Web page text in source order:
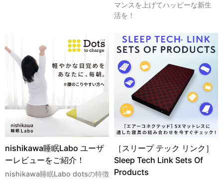
マンスを上げてハッピーな新生
活を！
nishikawa睡眠Labo ユーザ
ーレビューをご紹介！
nishikawa睡眠Labo dotsの特徴
［スリープ テック リンク］
Sleep Tech Link Sets Of
Products